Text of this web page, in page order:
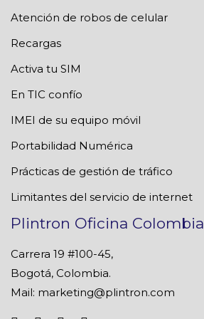
Atención de robos de celular
Recargas
Activa tu SIM
En TIC confío
IMEI de su equipo móvil
Portabilidad Numérica
Prácticas de gestión de tráfico
Limitantes del servicio de internet
Plintron Oficina Colombia
Carrera 19 #100-45,
Bogotá, Colombia.
Mail: marketing@plintron.com